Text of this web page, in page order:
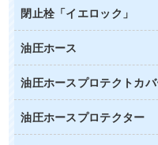
閉止栓「イエロック」
油圧ホース
油圧ホースプロテクトカ
油圧ホースプロテクター